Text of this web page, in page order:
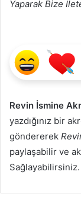
Yaparak Bize
Revin İsmine
yazdığınız bir
göndererek
paylaşabilir ve
Sağlayabilirsiniz.